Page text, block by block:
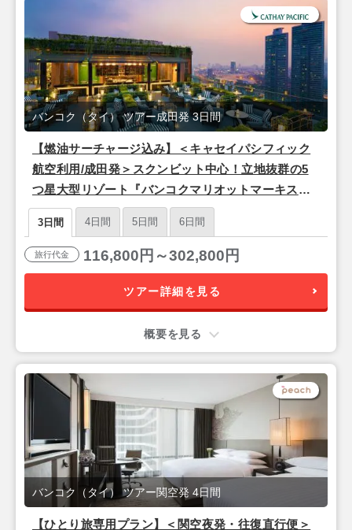
【燃油サーチャージ込み】＜キャセイパシフィック
航空利用/成田発＞スクンビット中心！立地抜群の5
つ星大型リゾート『バンコクマリオットマーキスク
イーンズパーク』バンコク2泊3日
バンコク（タイ） ツアー成田発 3日間
3日間 4日間 5日間 6日間
旅行代金 116,800円～302,800円
ツアー詳細を見る
概要を見る
【ひとり旅専用プラン】＜関空夜発・往復直行便＞
バンコク（タイ） ツアー関空発 4日間